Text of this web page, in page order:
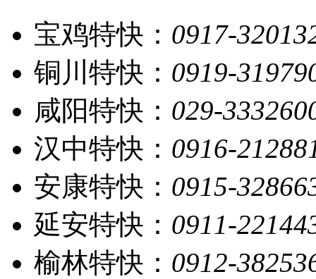
宝鸡特快： 0917-
铜川特快： 0919-
咸阳特快： 029-
汉中特快： 0916-
安康特快： 0915-
延安特快： 0911-
榆林特快： 0912-